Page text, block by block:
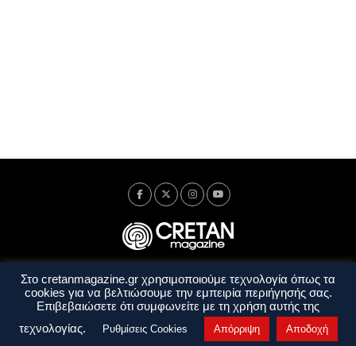
Ταυτότητα Πολιτική Απορρήτου
Όροι Χρήσης
Όροι και Προϋποθέσεις
Στο cretanmagazine.gr χρησιμοποιούμε τεχνολογία όπως τα
cookies για να βελτιώσουμε την εμπειρία περιήγησής σας.
Επιβεβαιώσετε ότι συμφωνείτε με τη χρήση αυτής της
τεχνολογίας.
Ρυθμίσεις Cookies Απόρριψη Αποδοχή